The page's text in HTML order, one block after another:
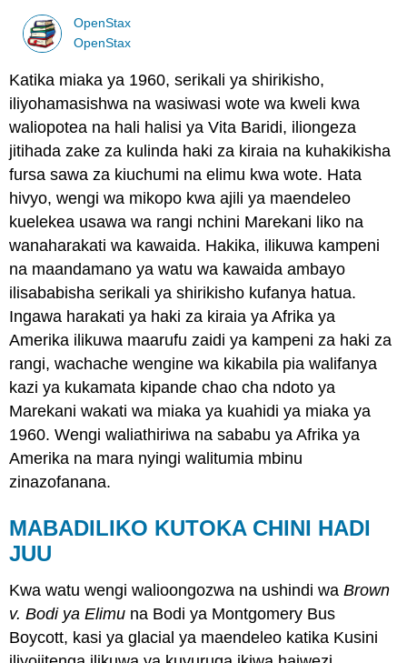
OpenStax
OpenStax
Katika miaka ya 1960, serikali ya shirikisho,
iliyohamasishwa na wasiwasi wote wa kweli kwa
waliopotea na hali halisi ya Vita Baridi, iliongeza
jitihada zake za kulinda haki za kiraia na kuhakikisha
fursa sawa za kiuchumi na elimu kwa wote. Hata
hivyo, wengi wa mikopo kwa ajili ya maendeleo
kuelekea usawa wa rangi nchini Marekani liko na
wanaharakati wa kawaida. Hakika, ilikuwa kampeni
na maandamano ya watu wa kawaida ambayo
ilisababisha serikali ya shirikisho kufanya hatua.
Ingawa harakati ya haki za kiraia ya Afrika ya
Amerika ilikuwa maarufu zaidi ya kampeni za haki za
rangi, wachache wengine wa kikabila pia walifanya
kazi ya kukamata kipande chao cha ndoto ya
Marekani wakati wa miaka ya kuahidi ya miaka ya
1960. Wengi waliathiriwa na sababu ya Afrika ya
Amerika na mara nyingi walitumia mbinu
zinazofanana.
MABADILIKO KUTOKA CHINI HADI
JUU
Kwa watu wengi walioongozwa na ushindi waBrown
v. Bodi ya Elimu na Bodi ya Montgomery Bus
Boycott, kasi ya glacial ya maendeleo katika Kusini